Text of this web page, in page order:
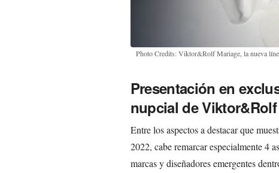
Photo Credits: Viktor&Rolf Mariage, la nueva
Presentación en
nupcial de Viktor&Rolf
Entre los aspectos a destacar que
2022, cabe remarcar especialmente 4
marcas y diseñadores emergentes